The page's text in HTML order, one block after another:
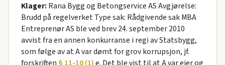
Klager:Rana Bygg og Betongservice AS Avgjørelse:
Brudd på regelverket Type sak: Rådgivende sak MBA
Entreprenør AS ble ved brev 24. september 2010
avvist fra en annen konkurranse i regi av Statsbygg,
som følge av at A var dømt for grov korrupsjon, jf.